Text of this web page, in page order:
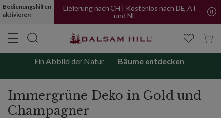
Bedienungshilfen
aktivieren
Lieferung nach CH | Kostenlos nach DE, AT
und NL
Ein Abbild der Natur Bäume entdecken
Immergrüne Deko in Gold und
Champagner
Immergrüne Deko in Gold und Champagner | Balsam Hill